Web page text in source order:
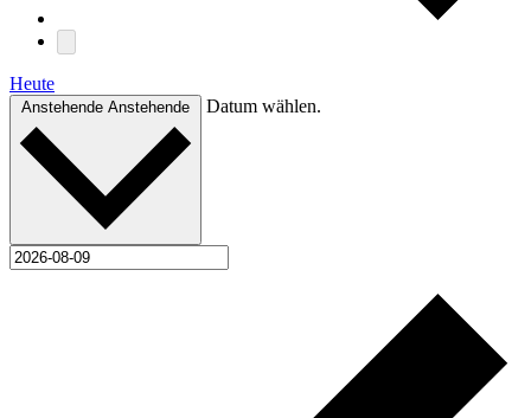
Heute
Anstehende Anstehende Datum wählen.